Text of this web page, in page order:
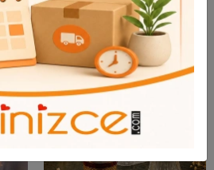
Ürünler
kullanıcılar bunlara da baktı